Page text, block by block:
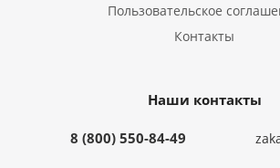
Пользовательское
Контакты
Наши контакты
8 (800) 550-84-49